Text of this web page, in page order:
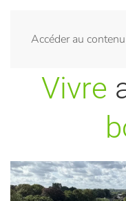
Accéder au
Vivre